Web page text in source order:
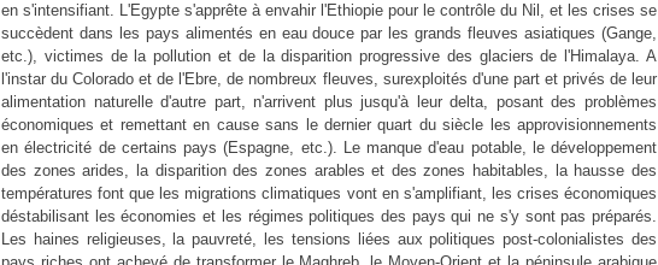
en s'intensifiant. L'Egypte s'apprête à envahir l'Ethiopie pour le contrôle du Nil, et les crises se
succèdent dans les pays alimentés en eau douce par les grands fleuves asiatiques (Gange,
etc.), victimes de la pollution et de la disparition progressive des glaciers de l'Himalaya. A
l'instar du Colorado et de l'Ebre, de nombreux fleuves, surexploités d'une part et privés de leur
alimentation naturelle d'autre part, n'arrivent plus jusqu'à leur delta, posant des problèmes
économiques et remettant en cause sans le dernier quart du siècle les approvisionnements
en électricité de certains pays (Espagne, etc.). Le manque d'eau potable, le développement
des zones arides, la disparition des zones arables et des zones habitables, la hausse des
températures font que les migrations climatiques vont en s'amplifiant, les crises économiques
déstabilisant les économies et les régimes politiques des pays qui ne s'y sont pas préparés.
Les haines religieuses, la pauvreté, les tensions liées aux politiques post-colonialistes des